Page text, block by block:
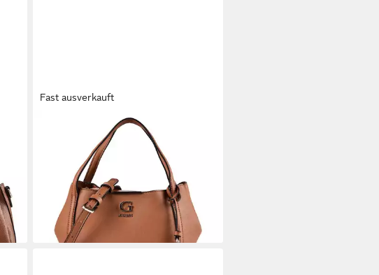
Fast ausverkauft
Henkeltasche Coleen, Polyurethan
ab 106,21 € UVP
lieferbar - in 2-3 Werktagen bei dir